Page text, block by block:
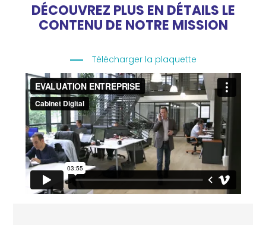
DÉCOUVREZ PLUS EN DÉTAILS LE
CONTENU DE NOTRE MISSION
Télécharger la plaquette